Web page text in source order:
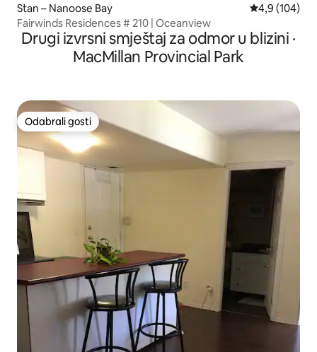
Stan – Nanoose Bay Prosječna
4,9 (104)
Fairwinds Residences # 210 | Oceanview
Drugi izvrsni smještaj za odmor u blizini ·
MacMillan Provincial Park
Odabrali gosti
Odabrali gosti